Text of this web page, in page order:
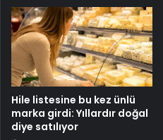
Hile listesine bu kez ünlü
marka girdi: Yıllardır doğal
diye satılıyor